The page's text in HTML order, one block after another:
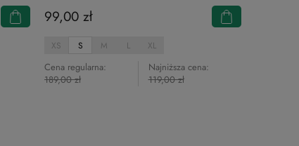
99,00 zł
Cena regularna:
189,00 zł
Najniższa cena:
119,00 zł
XS S M L XL